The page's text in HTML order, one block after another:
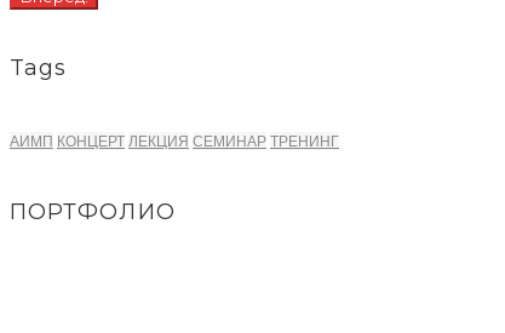
Tags
АИМП КОНЦЕРТ ЛЕКЦИЯ СЕМИНАР ТРЕНИНГ
ПОРТФОЛИО